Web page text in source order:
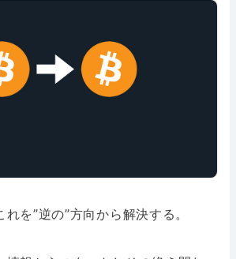
を”逆の”方向から解決する。